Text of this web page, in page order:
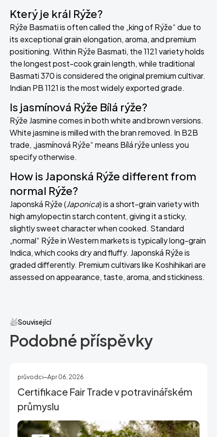
Který je král Rýže?
Rýže Basmati is often called the „king of Rýže“ due to
its exceptional grain elongation, aroma, and premium
positioning. Within Rýže Basmati, the 1121 variety holds
the longest post-cook grain length, while traditional
Basmati 370 is considered the original premium cultivar.
Indian PB 1121 is the most widely exported grade.
Is jasmínová Rýže Bílá rýže?
Rýže Jasmine comes in both white and brown versions.
White jasmine is milled with the bran removed. In B2B
trade, „jasmínová Rýže“ means Bílá rýže unless you
specify otherwise.
How is Japonská Rýže different from
normal Rýže?
Japonská Rýže (Japonica) is a short-grain variety with
high amylopectin starch content, giving it a sticky,
slightly sweet character when cooked. Standard
„normal“ Rýže in Western markets is typically long-grain
Indica, which cooks dry and fluffy. Japonská Rýže is
graded differently. Premium cultivars like Koshihikari are
assessed on appearance, taste, aroma, and stickiness.
Související
Podobné příspěvky
průvodci Apr 06, 2026
Certifikace Fair Trade v potravinářském
průmyslu